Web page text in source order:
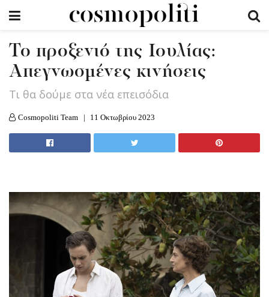
Το προξενιό της Ιουλίας:
Απεγνωσμένες κινήσεις
Tι θα δούμε στα νέα επεισόδια
Cosmopoliti Team 11 Οκτωβρίου 2023